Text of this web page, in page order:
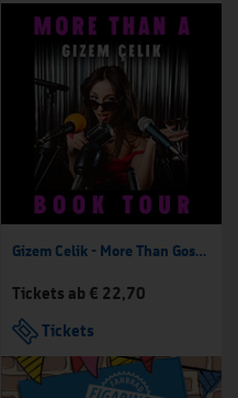
Gizem Celik - More Than Gossip
Tickets ab € 22,70
Tickets